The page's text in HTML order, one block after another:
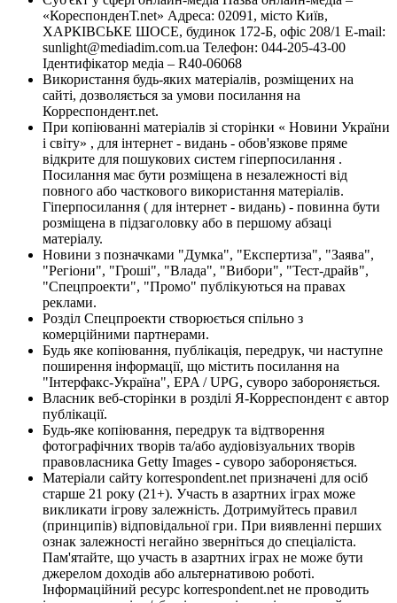
«КореспонденТ.net» Адреса: 02091, місто Київ,
ХАРКІВСЬКЕ ШОСЕ, будинок 172-Б, офіс 208/1 E-mail:
sunlight@mediadim.com.ua Телефон: 044-205-43-00
Ідентифікатор медіа – R40-06068
Використання будь-яких матеріалів, розміщених на
сайті, дозволяється за умови посилання на
Корреспондент.net.
При копіюванні матеріалів зі сторінки « Новини України
і світу» , для інтернет - видань - обов'язкове пряме
відкрите для пошукових систем гіперпосилання .
Посилання має бути розміщена в незалежності від
повного або часткового використання матеріалів.
Гіперпосилання ( для інтернет - видань) - повинна бути
розміщена в підзаголовку або в першому абзаці
матеріалу.
Новини з позначками "Думка", "Експертиза", "Заява",
"Регіони", "Гроші", "Влада", "Вибори", "Тест-драйв",
"Спецпроекти", "Промо" публікуються на правах
реклами.
Розділ Спецпроекти створюється спільно з
комерційними партнерами.
Будь яке копіювання, публікація, передрук, чи наступне
поширення інформації, що містить посилання на
"Інтерфакс-Україна", EPA / UPG, суворо забороняється.
Власник веб-сторінки в розділі Я-Корреспондент є автор
публікації.
Будь-яке копіювання, передрук та відтворення
фотографічних творів та/або аудіовізуальних творів
правовласника Getty Images - суворо забороняється.
Матеріали сайту korrespondent.net призначені для осіб
старше 21 року (21+). Участь в азартних іграх може
викликати ігрову залежність. Дотримуйтесь правил
(принципів) відповідальної гри. При виявленні перших
ознак залежності негайно зверніться до спеціаліста.
Пам'ятайте, що участь в азартних іграх не може бути
джерелом доходів або альтернативою роботі.
Інформаційний ресурс korrespondent.net не проводить